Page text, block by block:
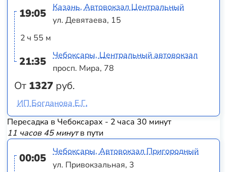
19:05
2 ч 55 м
21:35
От 1327 руб.
Казань, Автовокзал Центральный
ул. Девятаева, 15
Чебоксары, Центральный автовокзал
просп. Мира, 78
ИП Богданова Е.Г.
Пересадка в Чебоксарах - 2 часа 30 минут
11 часов 45 минутв пути
00:05
Чебоксары, Автовокзал Пригородный
ул. Привокзальная, 3